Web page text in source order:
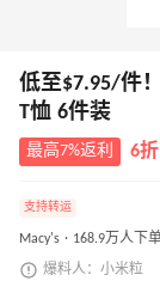
低至$7.95/件
T恤 6件装
最高7%返利 6
支持转运
Macy's · 168.9万人下
爆料人：小米粒